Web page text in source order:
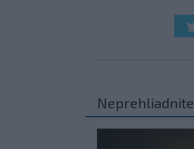
Neprehliadnite